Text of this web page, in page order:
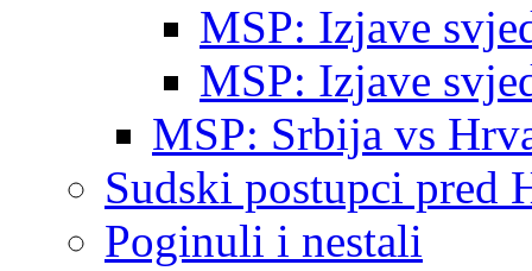
MSP: Izjave
MSP: Izjave
MSP: Srbija vs
Sudski postupci pred
Poginuli i nestali